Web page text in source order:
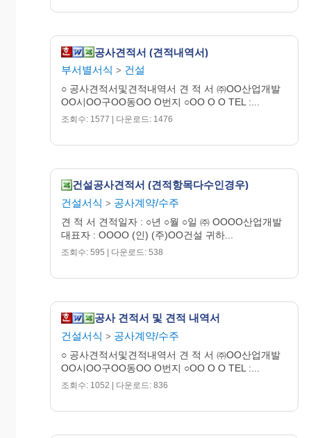
공사견적서 (견적내역서)
부서별서식 > 건설
○ 공사견적서및견적내역서 견 적 서 ㈜OO산업개발
OO시OO구OO동OO O번지 ○OO O O TEL :...
조회수: 1577 | 다운로드: 1476
건설공사견적서 (견적항목다수인경우)
건설서식 > 공사계약/수주
견 적 서 견적일자 : ○년 ○월 ○일 ㈜ OOOO산업개발
대표자 : OOOO (인) (주)OO건설 귀하...
조회수: 595 | 다운로드: 538
공사 견적서 및 견적 내역서
건설서식 > 공사계약/수주
○ 공사견적서및견적내역서 견 적 서 ㈜OO산업개발
OO시OO구OO동OO O번지 ○OO O O TEL :...
조회수: 1052 | 다운로드: 836